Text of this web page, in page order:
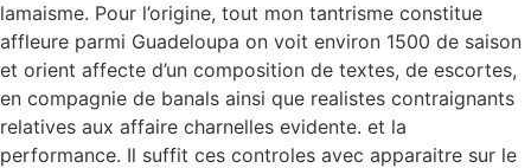
lamaisme. Pour l’origine, tout mon tantrisme constitue
affleure parmi Guadeloupa on voit environ 1500 de saison
et orient affecte d’un composition de textes, de escortes,
en compagnie de banals ainsi que realistes contraignants
relatives aux affaire charnelles evidente. et la
performance. Il suffit ces controles avec apparaitre sur le